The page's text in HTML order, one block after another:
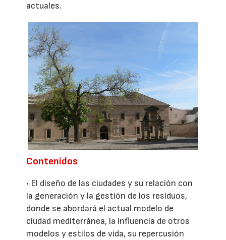
actuales.
Contenidos
• El diseño de las ciudades y su relación con
la generación y la gestión de los residuos,
donde se abordará el actual modelo de
ciudad mediterránea, la influencia de otros
modelos y estilos de vida, su repercusión